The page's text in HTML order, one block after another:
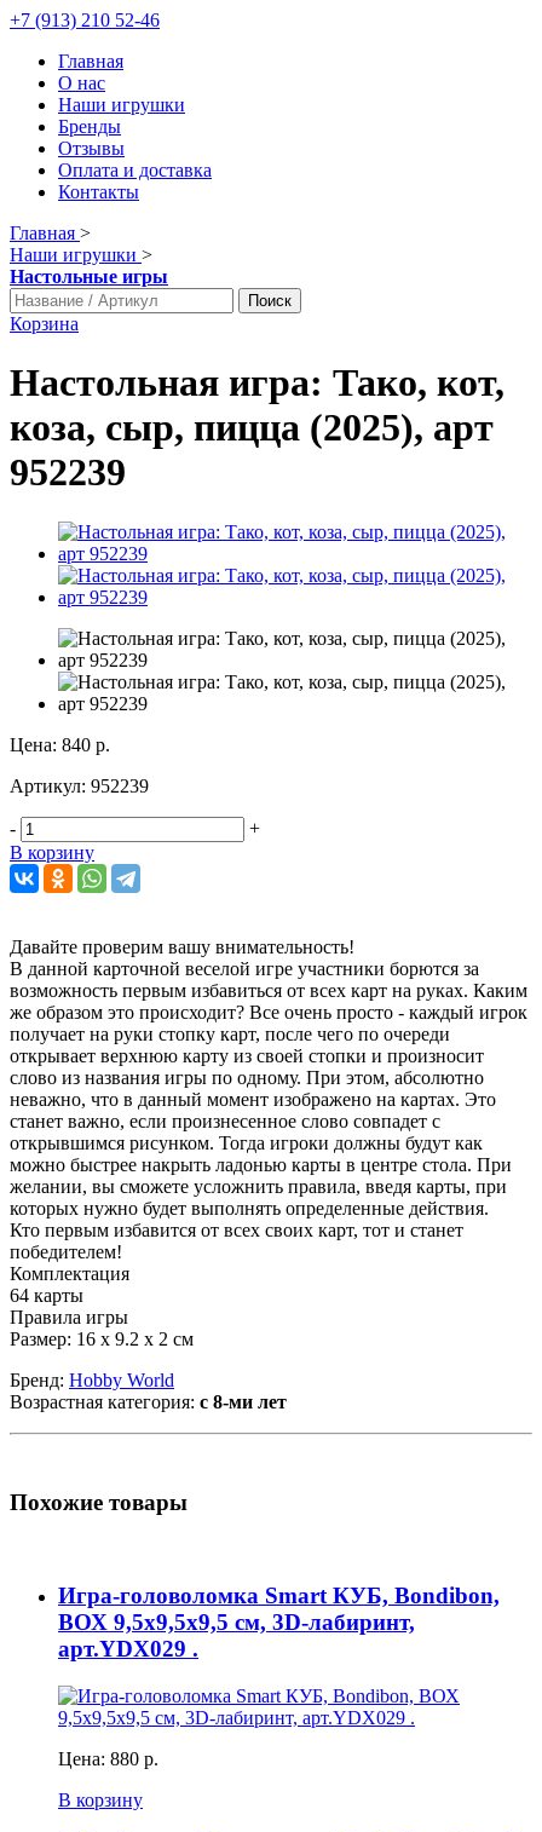
+7 (913) 210 52-46
Главная
О нас
Наши игрушки
Бренды
Отзывы
Оплата и доставка
Контакты
Главная >
Наши игрушки >
Настольные игры
Поиск
Корзина
Настольная игра: Тако, кот,
коза, сыр, пицца (2025), арт
952239
Цена: 840 р.
Артикул: 952239
-
+
В корзину
Давайте проверим вашу внимательность!
В данной карточной веселой игре участники борются за
возможность первым избавиться от всех карт на руках. Каким
же образом это происходит? Все очень просто - каждый игрок
получает на руки стопку карт, после чего по очереди
открывает верхнюю карту из своей стопки и произносит
слово из названия игры по одному. При этом, абсолютно
неважно, что в данный момент изображено на картах. Это
станет важно, если произнесенное слово совпадет с
открывшимся рисунком. Тогда игроки должны будут как
можно быстрее накрыть ладонью карты в центре стола. При
желании, вы сможете усложнить правила, введя карты, при
которых нужно будет выполнять определенные действия.
Кто первым избавится от всех своих карт, тот и станет
победителем!
Комплектация
64 карты
Правила игры
Размер: 16 х 9.2 х 2 см
Бренд: Hobby World
Возрастная категория: с 8-ми лет
Похожие товары
Игра-головоломка Smart КУБ, Bondibon,
ВОХ 9,5х9,5х9,5 см, 3D-лабиринт,
арт.YDX029 .
Цена: 880 р.
В корзину